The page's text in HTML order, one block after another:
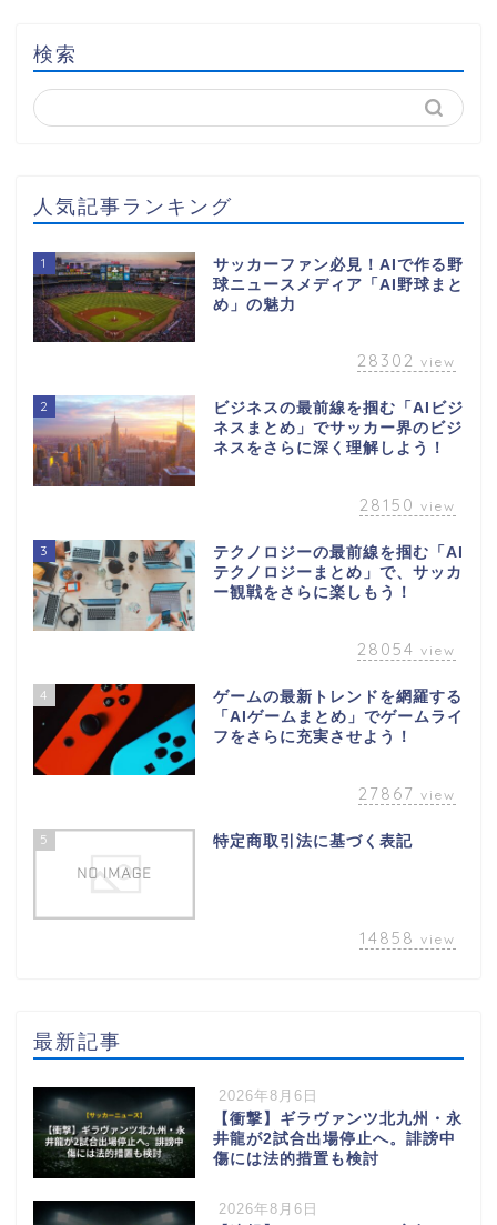
検索
人気記事ランキング
1
サッカーファン必見！AIで作る野
球ニュースメディア「AI野球まと
め」の魅力
28302 view
2
ビジネスの最前線を掴む「AIビジ
ネスまとめ」でサッカー界のビジ
ネスをさらに深く理解しよう！
28150 view
3
テクノロジーの最前線を掴む「AI
テクノロジーまとめ」で、サッカ
ー観戦をさらに楽しもう！
28054 view
4
ゲームの最新トレンドを網羅する
「AIゲームまとめ」でゲームライ
フをさらに充実させよう！
27867 view
5 特定商取引法に基づく表記
14858 view
最新記事
2026年8月6日
【衝撃】ギラヴァンツ北九州・永
井龍が2試合出場停止へ。誹謗中
傷には法的措置も検討
2026年8月6日